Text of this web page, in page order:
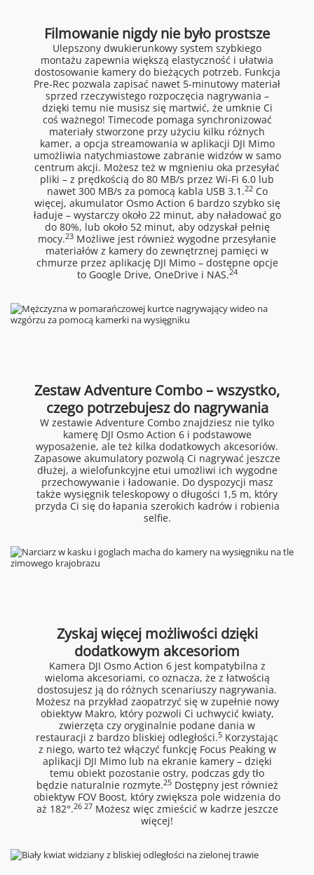
Filmowanie nigdy nie było prostsze
Ulepszony dwukierunkowy system szybkiego
montażu zapewnia większą elastyczność i ułatwia
dostosowanie kamery do bieżących potrzeb. Funkcja
Pre-Rec pozwala zapisać nawet 5-minutowy materiał
sprzed rzeczywistego rozpoczęcia nagrywania –
dzięki temu nie musisz się martwić, że umknie Ci
coś ważnego! Timecode pomaga synchronizować
materiały stworzone przy użyciu kilku różnych
kamer, a opcja streamowania w aplikacji DJI Mimo
umożliwia natychmiastowe zabranie widzów w samo
centrum akcji. Możesz też w mgnieniu oka przesyłać
pliki – z prędkością do 80 MB/s przez Wi-Fi 6.0 lub
nawet 300 MB/s za pomocą kabla USB 3.1.22Co
więcej, akumulator Osmo Action 6 bardzo szybko się
ładuje – wystarczy około 22 minut, aby naładować go
do 80%, lub około 52 minut, aby odzyskał pełnię
mocy.23 Możliwe jest również wygodne przesyłanie
materiałów z kamery do zewnętrznej pamięci w
chmurze przez aplikację DJI Mimo – dostępne opcje
to Google Drive, OneDrive i NAS.24
Zestaw Adventure Combo – wszystko,
czego potrzebujesz do nagrywania
W zestawie Adventure Combo znajdziesz nie tylko
kamerę DJI Osmo Action 6 i podstawowe
wyposażenie, ale też kilka dodatkowych akcesoriów.
Zapasowe akumulatory pozwolą Ci nagrywać jeszcze
dłużej, a wielofunkcyjne etui umożliwi ich wygodne
przechowywanie i ładowanie. Do dyspozycji masz
także wysięgnik teleskopowy o długości 1,5 m, który
przyda Ci się do łapania szerokich kadrów i robienia
selfie.
Zyskaj więcej możliwości dzięki
dodatkowym akcesoriom
Kamera DJI Osmo Action 6 jest kompatybilna z
wieloma akcesoriami, co oznacza, że z łatwością
dostosujesz ją do różnych scenariuszy nagrywania.
Możesz na przykład zaopatrzyć się w zupełnie nowy
obiektyw Makro, który pozwoli Ci uchwycić kwiaty,
zwierzęta czy oryginalnie podane dania w
restauracji z bardzo bliskiej odległości.5 Korzystając
z niego, warto też włączyć funkcję Focus Peaking w
aplikacji DJI Mimo lub na ekranie kamery – dzięki
temu obiekt pozostanie ostry, podczas gdy tło
będzie naturalnie rozmyte.25Dostępny jest również
obiektyw FOV Boost, który zwiększa pole widzenia do
aż 182°.26 27Możesz więc zmieścić w kadrze jeszcze
więcej!